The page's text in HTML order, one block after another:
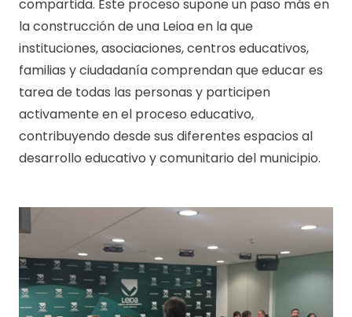
compartida. Este proceso supone un paso más en
la construcción de una Leioa en la que
instituciones, asociaciones, centros educativos,
familias y ciudadanía comprendan que educar es
tarea de todas las personas y participen
activamente en el proceso educativo,
contribuyendo desde sus diferentes espacios al
desarrollo educativo y comunitario del municipio.